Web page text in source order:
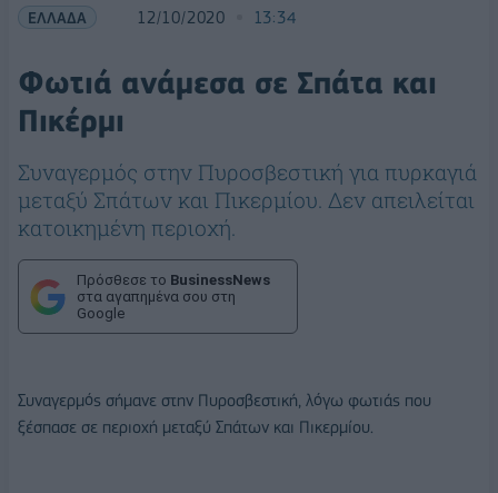
ΕΛΛΑΔΑ 12/10/2020 13:34
Φωτιά ανάμεσα σε Σπάτα και
Πικέρμι
Συναγερμός στην Πυροσβεστική για πυρκαγιά
μεταξύ Σπάτων και Πικερμίου. Δεν απειλείται
κατοικημένη περιοχή.
Πρόσθεσε το BusinessNews
στα αγαπημένα σου στη
Google
Συναγερμός σήμανε στην Πυροσβεστική, λόγω φωτιάς που
ξέσπασε σε περιοχή μεταξύ Σπάτων και Πικερμίου.